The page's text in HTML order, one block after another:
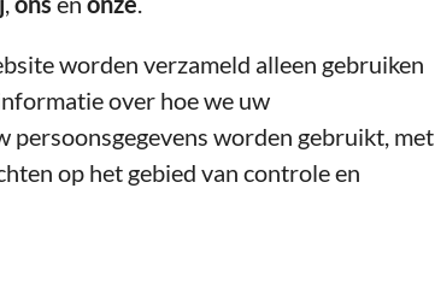
worden verzameld alleen gebruiken
over hoe we uw
persoonsgegevens worden gebruikt, met
op het gebied van controle en